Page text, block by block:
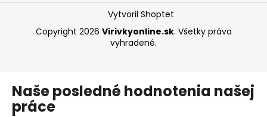
Vytvoril Shoptet
Copyright 2026 Virivkyonline.sk. Všetky práva
vyhradené.
Naše posledné hodnotenia našej
práce